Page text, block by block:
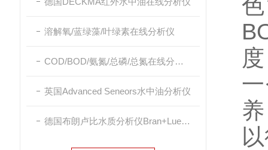
溶解氧/蓝绿藻/叶绿素在线分析仪
COD/BOD/氨氮/总磷/总氮在线分析仪
英国Advanced Seneors水中油分析仪
德国布朗卢比水质分析仪Bran+Luebbe